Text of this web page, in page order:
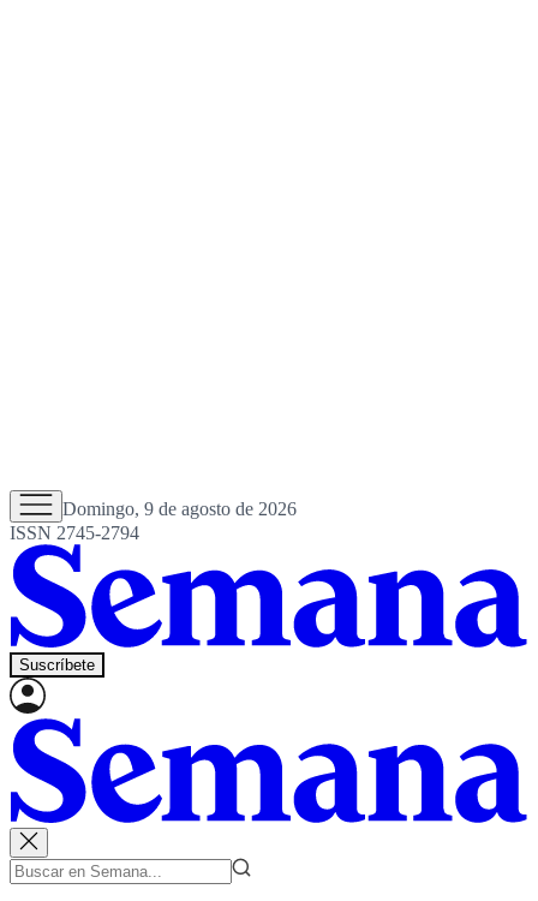
Domingo, 9 de agosto de 2026
ISSN 2745-2794
Suscríbete